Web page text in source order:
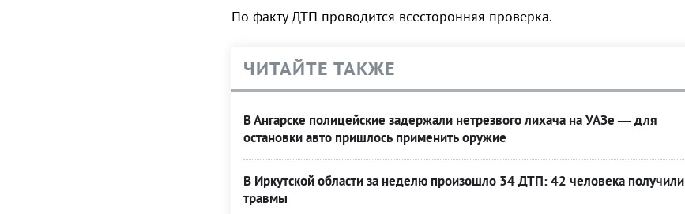
По факту ДТП проводится всесторонняя проверка.
ЧИТАЙТЕ ТАКЖЕ
В Ангарске полицейские задержали нетрезвого лихача на УАЗе — для
остановки авто пришлось применить оружие
В Иркутской области за неделю произошло 34 ДТП: 42 человека получили
травмы